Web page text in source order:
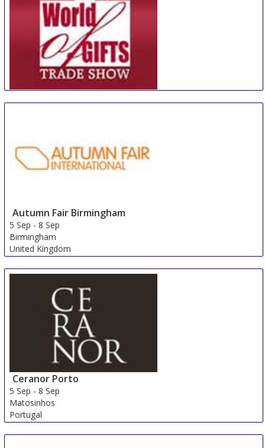
Autumn Fair Birmingham
5 Sep -8 Sep
Birmingham
United Kingdom
Ceranor Porto
5 Sep -8 Sep
Matosinhos
Portugal